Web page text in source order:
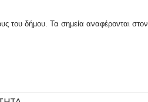
του δήμου. Τα σημεία αναφέρονται στον